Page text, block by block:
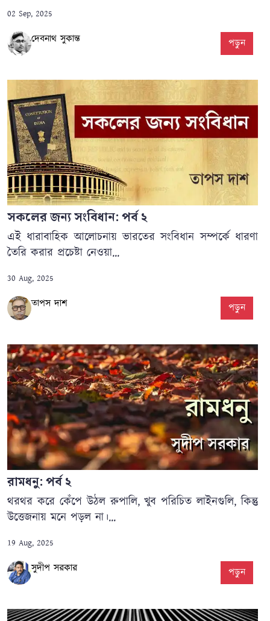
02 Sep, 2025
দেবনাথ সুকান্ত পড়ুন
সকলের জন্য সংবিধান: পর্ব ২
এই ধারাবাহিক আলোচনায় ভারতের সংবিধান সম্পর্কে ধারণা
তৈরি করার প্রচেষ্টা নেওয়া...
30 Aug, 2025
তাপস দাশ পড়ুন
রামধনু: পর্ব ২
থরথর করে কেঁপে উঠল রুপালি, খুব পরিচিত লাইনগুলি, কিন্তু
উত্তেজনায় মনে পড়ল না।...
19 Aug, 2025
সুদীপ সরকার পড়ুন